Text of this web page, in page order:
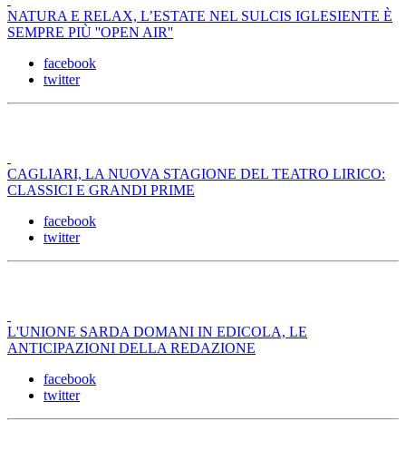
NATURA E RELAX, L’ESTATE NEL SULCIS IGLESIENTE È
SEMPRE PIÙ ''OPEN AIR''
facebook
twitter
CAGLIARI, LA NUOVA STAGIONE DEL TEATRO LIRICO:
CLASSICI E GRANDI PRIME
facebook
twitter
L'UNIONE SARDA DOMANI IN EDICOLA, LE
ANTICIPAZIONI DELLA REDAZIONE
facebook
twitter